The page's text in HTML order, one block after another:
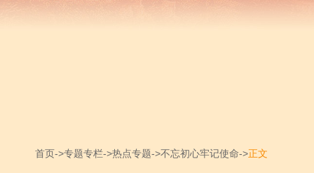
首页->专题专栏->热点专题->不忘初心牢记使命->正文